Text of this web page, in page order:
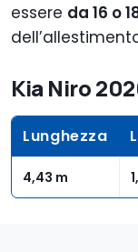
essere da 16 o
Kia Niro
Lunghezza
4,43 m